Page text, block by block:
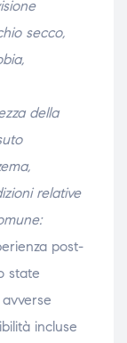
secco,
della
relative
post-
state
incluse